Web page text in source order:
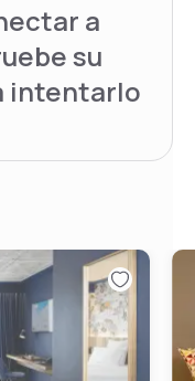
a
su
intentarlo